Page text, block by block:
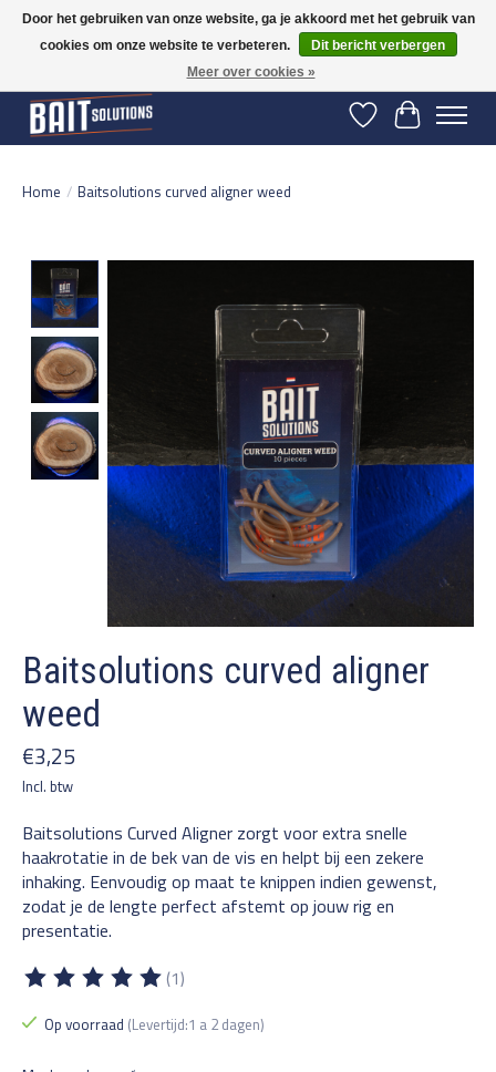
Gratis verzending vanaf 50 euro binnen NL | Op voorraad binnen 2-5 werkdagen
verzonden | België vanaf 70 euro gratis verzonden
Verlanglijst
Home / Baitsolutions curved aligner weed
Baitsolutions curved aligner
weed
€3,25
Incl. btw
Baitsolutions Curved Aligner zorgt voor extra snelle
haakrotatie in de bek van de vis en helpt bij een zekere
inhaking. Eenvoudig op maat te knippen indien gewenst,
zodat je de lengte perfect afstemt op jouw rig en
presentatie.
De beoordeling van dit product is
(1)
Op voorraad (Levertijd:1 a 2 dagen)
Door het gebruiken van onze website, ga je akkoord met het gebruik van
cookies om onze website te verbeteren.
Dit bericht verbergen
Meer over cookies »